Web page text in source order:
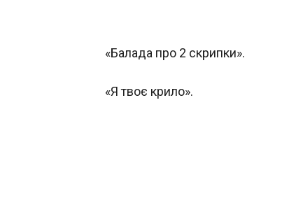
«Балада про 2 скрипки».
«Я твоє крило».